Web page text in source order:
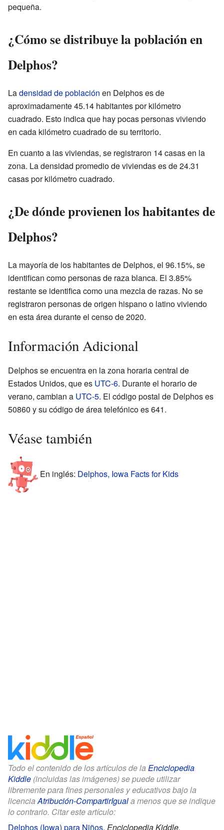
pequeña.
¿Cómo se distribuye la población en
Delphos?
Ladensidad de población en Delphos es de
aproximadamente 45.14 habitantes por kilómetro
cuadrado. Esto indica que hay pocas personas viviendo
en cada kilómetro cuadrado de su territorio.
En cuanto a las viviendas, se registraron 14 casas en la
zona. La densidad promedio de viviendas es de 24.31
casas por kilómetro cuadrado.
¿De dónde provienen los habitantes de
Delphos?
La mayoría de los habitantes de Delphos, el 96.15%, se
identifican como personas de raza blanca. El 3.85%
restante se identifica como una mezcla de razas. No se
registraron personas de origen hispano o latino viviendo
en esta área durante el censo de 2020.
Información Adicional
Delphos se encuentra en la zona horaria central de
Estados Unidos, que es UTC-6. Durante el horario de
verano, cambian a UTC-5. El código postal de Delphos es
50860 y su código de área telefónico es 641.
Véase también
En inglés: Delphos, Iowa Facts for Kids
Todo el contenido de los artículos de la Enciclopedia
Kiddle (incluidas las imágenes) se puede utilizar
libremente para fines personales y educativos bajo la
licenciaAtribución-CompartirIguala menos que se indique
lo contrario. Citar este artículo:
Delphos (Iowa) para Niños. Enciclopedia Kiddle.